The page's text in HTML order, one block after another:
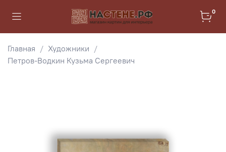
0
Главная
Художники
Петров-Водкин Кузьма Сергеевич